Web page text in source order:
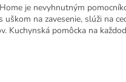
je nevyhnutným
uškom na zavesenie, slúži na
Kuchynská pomôcka na